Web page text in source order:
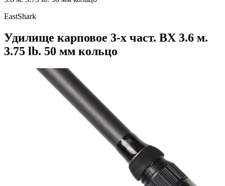
EastShark
Удилище карповое 3-х част. BX 3.6 м.
3.75 lb. 50 мм кольцо